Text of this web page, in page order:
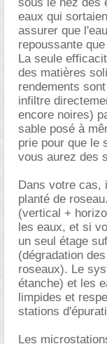
eaux qui
assurer que
repoussante
La seule
des matières
rendements
infiltre
encore noires)
sable posé à
prie pour que le
vous aurez des
Dans votre cas,
planté de
(vertical +
les eaux, et si
un seul étage
(dégradation
roseaux). Le
étanche) et les
limpides et
stations
Les